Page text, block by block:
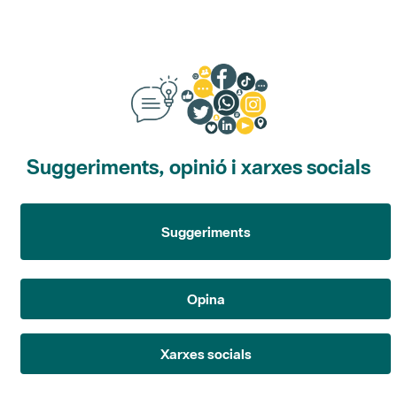
Suggeriments, opinió i xarxes socials
Suggeriments
Opina
Xarxes socials